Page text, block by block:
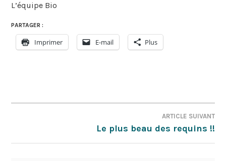
L’équipe Bio
PARTAGER :
Imprimer E-mail Plus
NAVIGATION
DE
ARTICLE SUIVANT
Le plus beau des requins !!